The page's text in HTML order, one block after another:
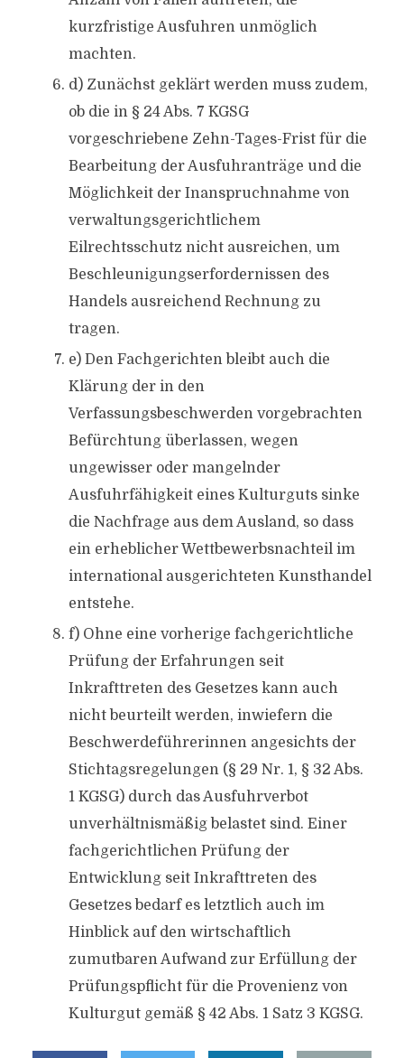
kurzfristige Ausfuhren unmöglich
machten.
d) Zunächst geklärt werden muss zudem,
ob die in § 24 Abs. 7 KGSG
vorgeschriebene Zehn-Tages-Frist für die
Bearbeitung der Ausfuhranträge und die
Möglichkeit der Inanspruchnahme von
verwaltungsgerichtlichem
Eilrechtsschutz nicht ausreichen, um
Beschleunigungserfordernissen des
Handels ausreichend Rechnung zu
tragen.
e) Den Fachgerichten bleibt auch die
Klärung der in den
Verfassungsbeschwerden vorgebrachten
Befürchtung überlassen, wegen
ungewisser oder mangelnder
Ausfuhrfähigkeit eines Kulturguts sinke
die Nachfrage aus dem Ausland, so dass
ein erheblicher Wettbewerbsnachteil im
international ausgerichteten Kunsthandel
entstehe.
f) Ohne eine vorherige fachgerichtliche
Prüfung der Erfahrungen seit
Inkrafttreten des Gesetzes kann auch
nicht beurteilt werden, inwiefern die
Beschwerdeführerinnen angesichts der
Stichtagsregelungen (§ 29 Nr. 1, § 32 Abs.
1 KGSG) durch das Ausfuhrverbot
unverhältnismäßig belastet sind. Einer
fachgerichtlichen Prüfung der
Entwicklung seit Inkrafttreten des
Gesetzes bedarf es letztlich auch im
Hinblick auf den wirtschaftlich
zumutbaren Aufwand zur Erfüllung der
Prüfungspflicht für die Provenienz von
Kulturgut gemäß § 42 Abs. 1 Satz 3 KGSG.